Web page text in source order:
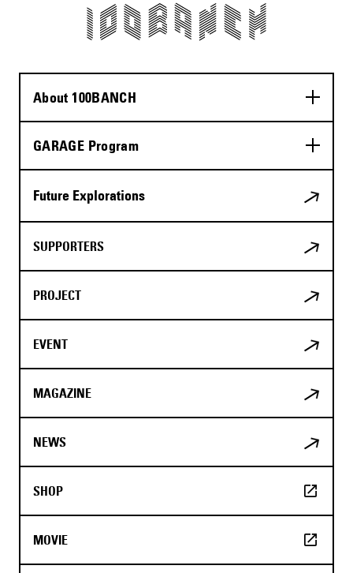
About 100BANCH
GARAGE Program
Future Explorations
SUPPORTERS
PROJECT
EVENT
MAGAZINE
NEWS
SHOP
MOVIE